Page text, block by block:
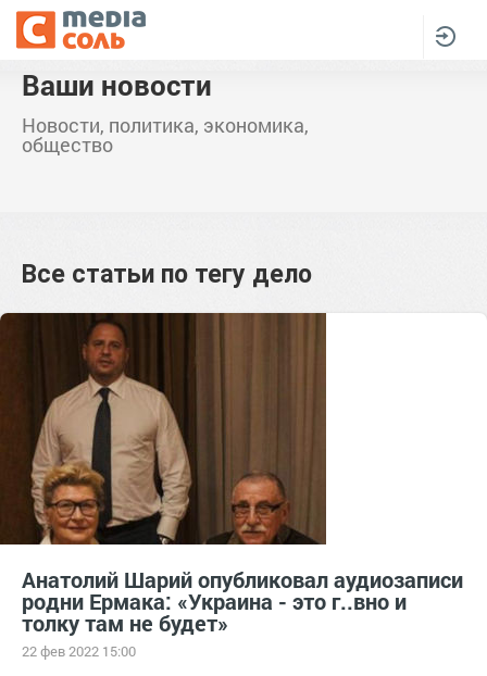
Ваши новости
Новости, политика, экономика,
общество
Все статьи по тегу дело
Анатолий Шарий опубликовал аудиозаписи
родни Ермака: «Украина - это г..вно и
толку там не будет»
22 фев 2022 15:00